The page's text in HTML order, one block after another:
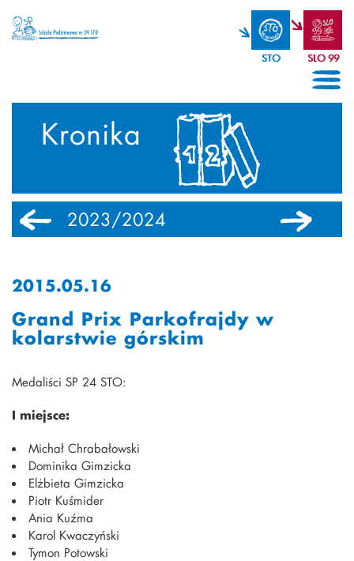
STO SLO 99
Kronika
2023/2024 2022/2023
2015.05.16
Grand Prix Parkofrajdy w
kolarstwie górskim
Medaliści SP 24 STO:
I miejsce:
Michał Chrabałowski
Dominika Gimzicka
Elżbieta Gimzicka
Piotr Kuśmider
Ania Kuźma
Karol Kwaczyński
Tymon Potowski